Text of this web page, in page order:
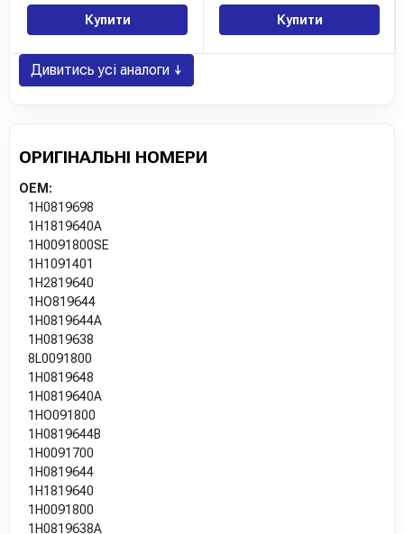
Купити Купити
Дивитись усі аналоги ↓
ОРИГІНАЛЬНІ НОМЕРИ
OEM:
1H0819698
1H1819640A
1H0091800SE
1H1091401
1H2819640
1HO819644
1H0819644A
1H0819638
8L0091800
1H0819648
1H0819640A
1HO091800
1H0819644B
1H0091700
1H0819644
1H1819640
1H0091800
1H0819638A